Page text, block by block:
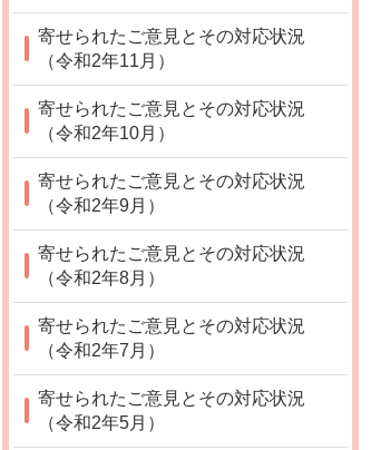
寄せられたご意見とその対応状況
（令和2年11月）
寄せられたご意見とその対応状況
（令和2年10月）
寄せられたご意見とその対応状況
（令和2年9月）
寄せられたご意見とその対応状況
（令和2年8月）
寄せられたご意見とその対応状況
（令和2年7月）
寄せられたご意見とその対応状況
（令和2年5月）